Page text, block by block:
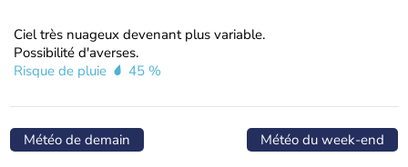
Ciel très nuageux devenant plus variable.
Possibilité d'averses.
Risque de pluie
45 %
Météo de demain Météo du week-end